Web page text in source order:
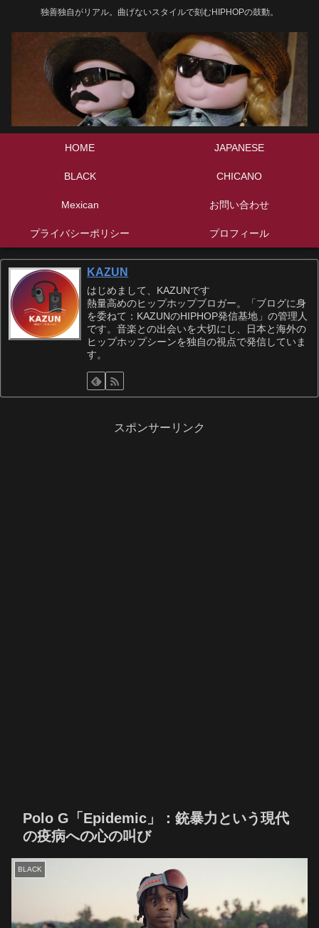
独善独自がリアル。曲げないスタイルで刻むHIPHOPの鼓動。
HOME JAPANESE
BLACK CHICANO
Mexican お問い合わせ
プライバシーポリシー プロフィール
KAZUN
はじめまして、KAZUNです
熱量高めのヒップホップブロガー。「ブログに身
を委ねて：KAZUNのHIPHOP発信基地」の管理人
です。音楽との出会いを大切にし、日本と海外の
ヒップホップシーンを独自の視点で発信していま
す。
スポンサーリンク
Polo G「Epidemic」：銃暴力という現代
の疫病への心の叫び
BLACK